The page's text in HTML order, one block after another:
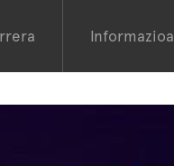
Informazioa